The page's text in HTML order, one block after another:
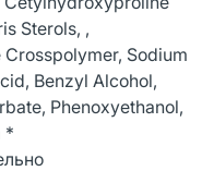
Sterols, ,
Sodium
Benzyl Alcohol,
Phenoxyethanol,
*